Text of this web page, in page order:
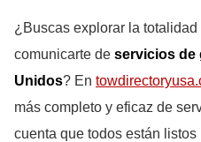
¿Buscas explorar la
comunicarte de servicios de
Unidos? En
más completo y eficaz de
cuenta que todos están